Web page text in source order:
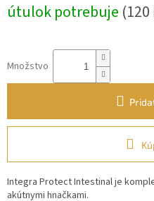
útulok potrebuje (120
Množstvo
Integra Protect Intestinal je
akútnymi hnačkami.